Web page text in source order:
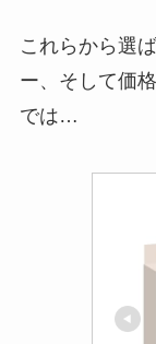
これらから選
ー、そして価
では…